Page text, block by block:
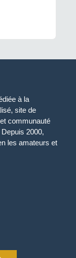
à la
site de
communauté
2000,
les amateurs et